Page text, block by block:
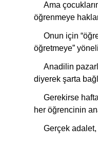
Ama
öğrenmeye
Onun için
öğretmeye”
Anadilin
diyerek şarta
Gerekirse
her öğrencinin
Gerçek